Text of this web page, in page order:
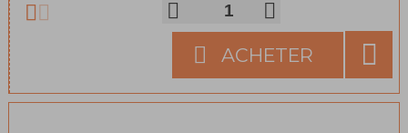
Norme EN 16662-1. Facile à mettre en place. Aucun dommage aux roues.
Comportement sans vibration ni bruit. Légères, faciles à manipuler et à
transporter. Produits conçus pour résister à des conditions externes et
alternants neige, glace et asphalte. Composition: 100% Polyolefin.
>Cliquez pour tout savoir sur la loi montagne<“
ACHETER